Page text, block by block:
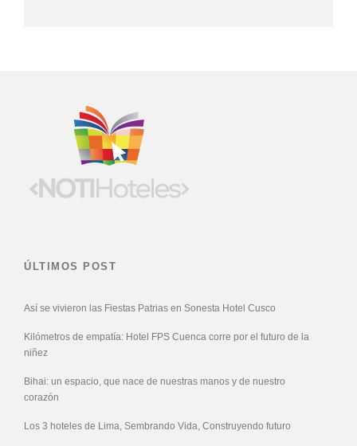
ÚLTIMOS POST
Así se vivieron las Fiestas Patrias en Sonesta Hotel Cusco
Kilómetros de empatía: Hotel FPS Cuenca corre por el futuro de la
niñez
Bihai: un espacio, que nace de nuestras manos y de nuestro
corazón
Los 3 hoteles de Lima, Sembrando Vida, Construyendo futuro